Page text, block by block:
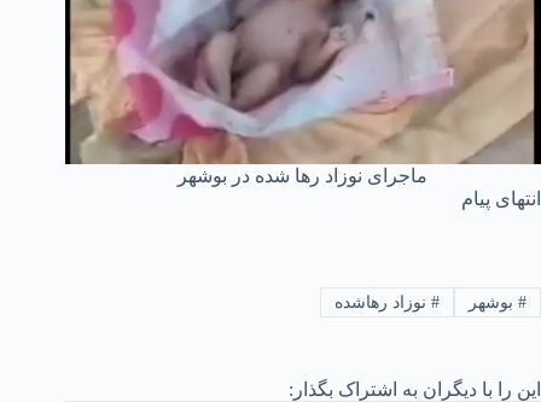
ماجرای نوزاد رها شده در بوشهر
انتهای پیام
#بوشهر #نوزاد رهاشده
این را با دیگران به اشتراک بگذار: